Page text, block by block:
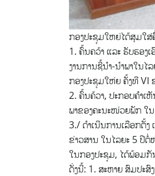
ກອງປະຊຸມໃຫຍ່ໄດ້ສຸມໃສ່
1. ຄົ້ນຄວ້າ ແລະ ຮັບຮອງ
ງານການຊີ້ນໍາ-ນໍາພາໃນ
ກອງປະຊຸມໃຫ່ຍ ຄັ້ງທີ VI
2. ຄົ້ນຄ້ວາ, ປະກອບຄຳເ
ພາຂອງຄະນະໜ່ວຍພັກ
3./ ດໍາເນີນການເລືອກຕັ້
ຂ່າວສານ ໃນໄລຍະ 5 ປີຕໍ່
ໃນກອງປະຊຸມ, ໄດ້ພ້ອມ
ດັ່ງນີ້: 1. ສະຫາຍ ສົມປະ